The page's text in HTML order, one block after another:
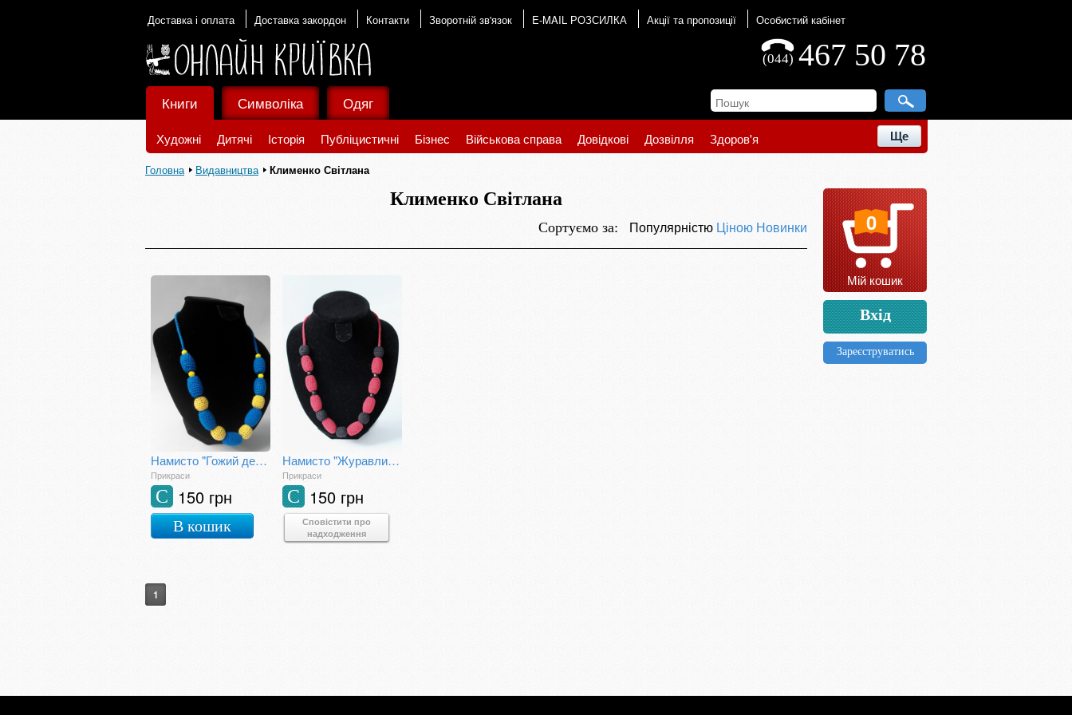
Доставка і оплата Доставка закордон Контакти Зворотній зв'язок E-MAIL РОЗСИЛКА Акції та пропозиції Особистий кабінет
467 50 78
(044)
Книги
Художні Дитячі Історія Публіцистичні Бізнес Військова справа Довідкові Дозвілля Здоров'я Ще
Символіка Одяг
Головна Видавництва Клименко Світлана
Клименко Світлана
Сортуємо за: Популярністю Ціною Новинки
Намисто "Гожий день"
Прикраси
150 грн
С
В кошик
Намисто "Журавлина врода"
Прикраси
150 грн
С
Сповістити про
надходження
1
0
Мій кошик
Вхід
Зареєструватись